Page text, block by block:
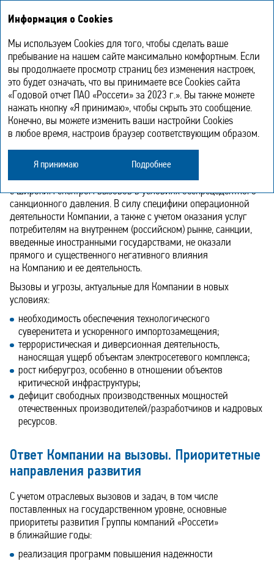
Стратегические вызовы
и приоритетные направления
развития
Стратегические вызовы, стоящие
перед Компанией
Российская экономика и финансовый рынок столкнулись
с широким спектром вызовов в условиях беспрецедентного
санкционного давления. В силу специфики операционной
деятельности Компании, а также с учетом оказания услуг
потребителям на внутреннем (российском) рынке, санкции,
введенные иностранными государствами, не оказали
прямого и существенного негативного влияния
на Компанию и ее деятельность.
Вызовы и угрозы, актуальные для Компании в новых
условиях:
необходимость обеспечения технологического
суверенитета и ускоренного импортозамещения;
террористическая и диверсионная деятельность,
наносящая ущерб объектам электросетевого комплекса;
рост киберугроз, особенно в отношении объектов
критической инфраструктуры;
дефицит свободных производственных мощностей
отечественных производителей/разработчиков и кадровых
ресурсов.
Ответ Компании на вызовы. Приоритетные
направления развития
С учетом отраслевых вызовов и задач, в том числе
поставленных на государственном уровне, основные
приоритеты развития Группы компаний «Россети»
в ближайшие годы:
реализация программ повышения надежности
Информация о Cookies
Мы используем Cookies для того, чтобы сделать ваше
пребывание на нашем сайте максимально комфортным. Если
вы продолжаете просмотр страниц без изменения настроек,
это будет означать, что вы принимаете все Cookies сайта
«Годовой отчет ПАО «Россети» за 2023 г.». Вы также можете
нажать кнопку «Я принимаю», чтобы скрыть это сообщение.
Конечно, вы можете изменить ваши настройки Cookies
в любое время, настроив браузер соответствующим образом.
Я принимаю Подробнее